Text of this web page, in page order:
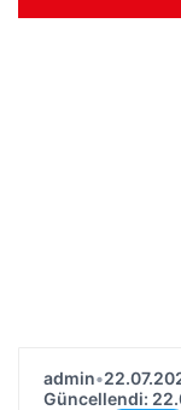
admin•
Güncellendi: